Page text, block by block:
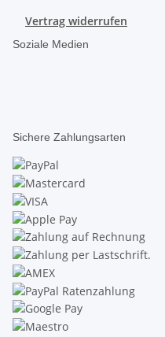
Vertrag widerrufen
Soziale Medien
Sichere Zahlungsarten